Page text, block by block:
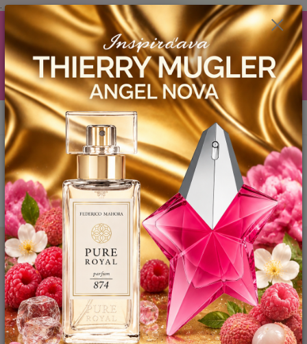
.
AKCIA (zobrazí sa v nákupnom košíku) ! ...... Ku každej objednávočke ❤️
od .. 35 .-eur CENA PRODUKTOV si môžte vybrať .. 15ml YODEYMA
tester ZDARMA ! ❤️ od 80.-eur .. 2 x 15ml, ❤️ od 150.-eur .. 3 x 15ml ❤️
od 200.-eur 4 x 15ml atd. YODEYMA tester ZDARMA .. (TIE VŠAK
TERBA VPÍSAŤ V SEKCII DODACE ÚDAJE) ! Akcia platí do vyčerpania
skladových zásob! ...... TEŠÍME SA NA VÁS a VIDÍME SA V MAILOCH a v
Košiciach :) aj OSOBNE. 👋🤚👋 .. 🌹🌹🌹
Menu
EUR
Hľadať
0944 619 068 0ks
za0 €
Úvod NICHE PARFUMY
OUDE / Inšpirovaná TOM FORD Black Orchid ..
50ml
OUDE / Inšpirovaná TOM FORD
Black Orchid .. 50ml